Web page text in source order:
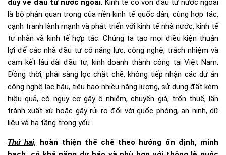
duy về đầu tư nước ngoài. Kinh tế có vốn đầu tư nước ngoài
là bộ phận quan trọng của nền kinh tế quốc dân, cùng hợp tác,
cạnh tranh lành mạnh và phát triển với kinh tế nhà nước, kinh tế
tư nhân và kinh tế hợp tác. Chúng ta tạo mọi điều kiện thuận
lợi để các nhà đầu tư có năng lực, công nghệ, trách nhiệm và
cam kết lâu dài đầu tư, kinh doanh thành công tại Việt Nam.
Đồng thời, phải sàng lọc chặt chẽ, không tiếp nhận các dự án
công nghệ lạc hậu, tiêu hao nhiều năng lượng, sử dụng đất kém
hiệu quả, có nguy cơ gây ô nhiễm, chuyển giá, trốn thuế, lẩn
tránh xuất xứ hoặc gây rủi ro đối với quốc phòng, an ninh, dữ
liệu và hạ tầng trọng yếu.
Thứ hai, hoàn thiện thể chế theo hướng ổn định, minh